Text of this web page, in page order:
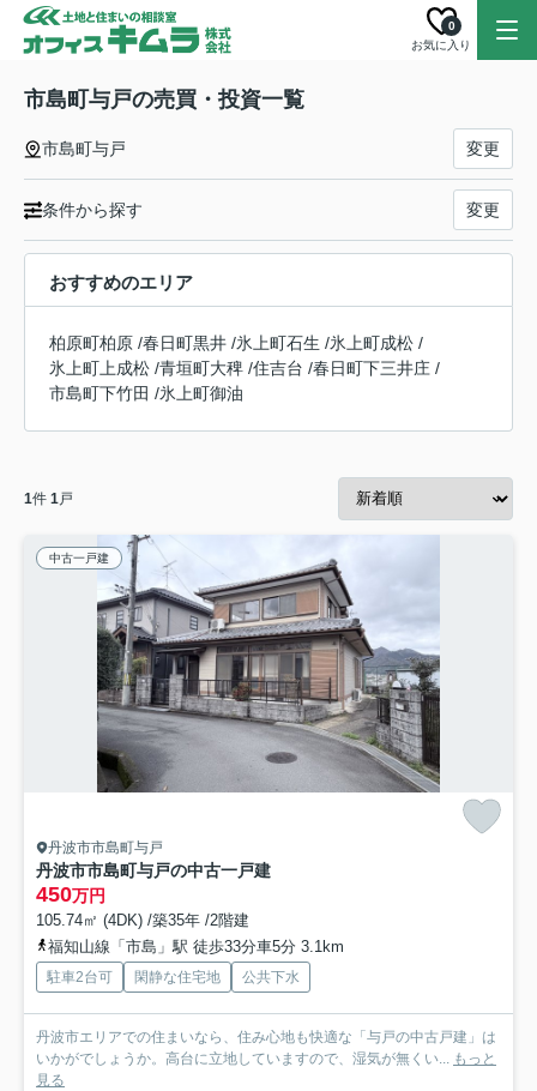
お気に入り
0
市島町与戸の売買・投資一覧
市島町与戸 変更
条件から探す 変更
おすすめのエリア
柏原町柏原 /春日町黒井 /氷上町石生 /氷上町成松 /
氷上町上成松 /青垣町大稗 /住吉台 /春日町下三井庄 /
市島町下竹田 /氷上町御油
1件 1戸
中古一戸建
丹波市市島町与戸
丹波市市島町与戸の中古一戸建
450万円
105.74㎡ (4DK) /築35年 /2階建
福知山線「市島」駅 徒歩33分車5分 3.1km
駐車2台可 閑静な住宅地 公共下水
丹波市エリアでの住まいなら、住み心地も快適な「与戸の中古戸建」は
いかがでしょうか。高台に立地していますので、湿気が無くい... もっと
見る